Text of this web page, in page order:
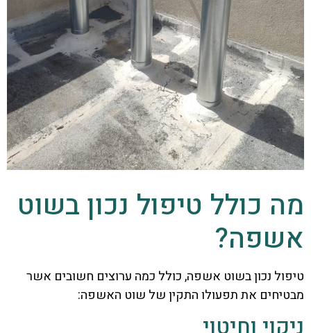
מה כולל טיפול נכון בשוט
אשפה?
טיפול נכון בשוט אשפה, כולל כמה ערוצים חשובים אשר
מבטיחים את תפעולו התקין של שוט האשפה: